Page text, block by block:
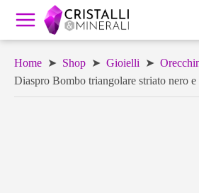
Home ➤ Shop ➤ Gioielli ➤
Diaspro Bombo triangolare striato nero